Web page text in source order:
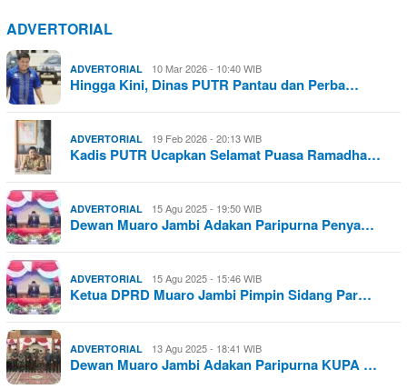
ADVERTORIAL
ADVERTORIAL 10 Mar 2026 - 10:40 WIB
Hingga Kini, Dinas PUTR Pantau dan Perba…
ADVERTORIAL 19 Feb 2026 - 20:13 WIB
Kadis PUTR Ucapkan Selamat Puasa Ramadha…
ADVERTORIAL 15 Agu 2025 - 19:50 WIB
Dewan Muaro Jambi Adakan Paripurna Penya…
ADVERTORIAL 15 Agu 2025 - 15:46 WIB
Ketua DPRD Muaro Jambi Pimpin Sidang Par…
ADVERTORIAL 13 Agu 2025 - 18:41 WIB
Dewan Muaro Jambi Adakan Paripurna KUPA …